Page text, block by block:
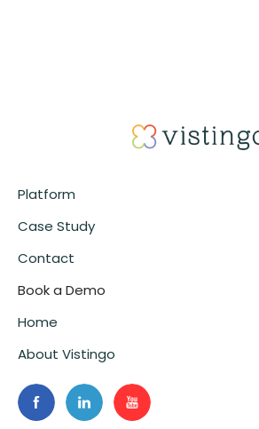
Platform
Case Study
Contact
Book a Demo
Home
About Vistingo